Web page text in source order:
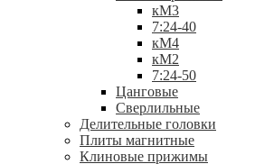
кМ3
7:24-40
кМ4
кМ2
7:24-50
Цанговые
Сверлильные
Делительные головки
Плиты магнитные
Клиновые прижимы